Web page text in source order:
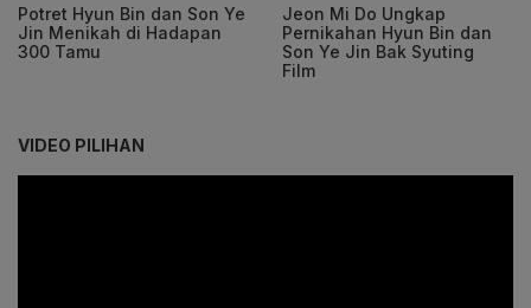
Potret Hyun Bin dan Son Ye
Jin Menikah di Hadapan
300 Tamu
Jeon Mi Do Ungkap
Pernikahan Hyun Bin dan
Son Ye Jin Bak Syuting
Film
VIDEO PILIHAN